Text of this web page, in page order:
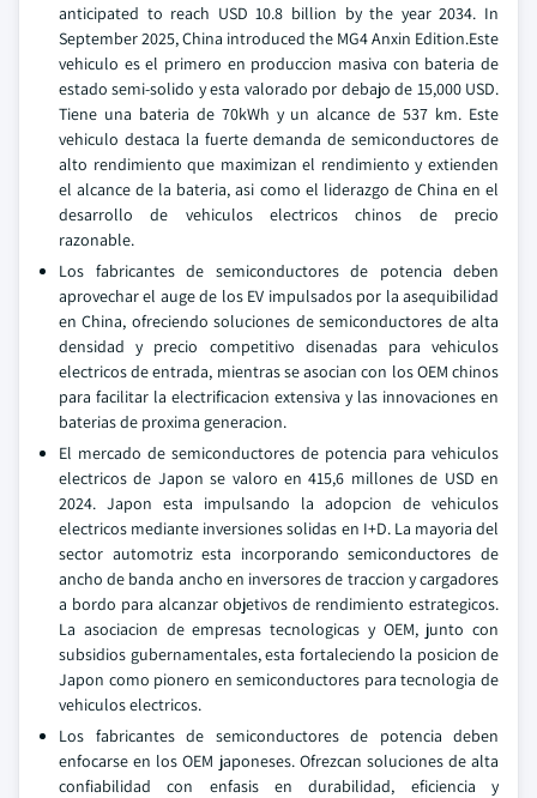
anticipated to reach USD 10.8 billion by the year 2034. In
September 2025, China introduced the MG4 Anxin Edition.Este
vehiculo es el primero en produccion masiva con bateria de
estado semi-solido y esta valorado por debajo de 15,000 USD.
Tiene una bateria de 70kWh y un alcance de 537 km. Este
vehiculo destaca la fuerte demanda de semiconductores de
alto rendimiento que maximizan el rendimiento y extienden
el alcance de la bateria, asi como el liderazgo de China en el
desarrollo de vehiculos electricos chinos de precio
razonable.
Los fabricantes de semiconductores de potencia deben
aprovechar el auge de los EV impulsados por la asequibilidad
en China, ofreciendo soluciones de semiconductores de alta
densidad y precio competitivo disenadas para vehiculos
electricos de entrada, mientras se asocian con los OEM chinos
para facilitar la electrificacion extensiva y las innovaciones en
baterias de proxima generacion.
El mercado de semiconductores de potencia para vehiculos
electricos de Japon se valoro en 415,6 millones de USD en
2024. Japon esta impulsando la adopcion de vehiculos
electricos mediante inversiones solidas en I+D. La mayoria del
sector automotriz esta incorporando semiconductores de
ancho de banda ancho en inversores de traccion y cargadores
a bordo para alcanzar objetivos de rendimiento estrategicos.
La asociacion de empresas tecnologicas y OEM, junto con
subsidios gubernamentales, esta fortaleciendo la posicion de
Japon como pionero en semiconductores para tecnologia de
vehiculos electricos.
Los fabricantes de semiconductores de potencia deben
enfocarse en los OEM japoneses. Ofrezcan soluciones de alta
confiabilidad con enfasis en durabilidad, eficiencia y